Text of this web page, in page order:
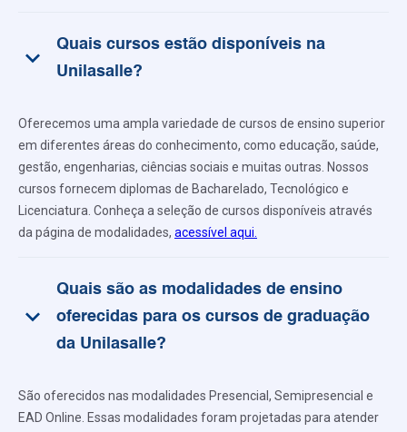
keyboard_arrow_down
Quais cursos estão disponíveis na
Unilasalle?
Oferecemos uma ampla variedade de cursos de ensino superior
em diferentes áreas do conhecimento, como educação, saúde,
gestão, engenharias, ciências sociais e muitas outras. Nossos
cursos fornecem diplomas de Bacharelado, Tecnológico e
Licenciatura. Conheça a seleção de cursos disponíveis através
da página de modalidades, acessível aqui.
keyboard_arrow_down
Quais são as modalidades de ensino
oferecidas para os cursos de graduação
da Unilasalle?
São oferecidos nas modalidades Presencial, Semipresencial e
EAD Online. Essas modalidades foram projetadas para atender